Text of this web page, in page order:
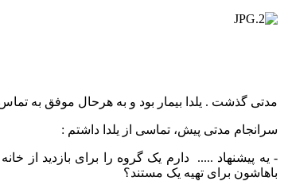
مدتی گذشت . یلدا بیمار بود و به هرحال موفق به
سرانجام مدتی پیش، تماسی از یلدا داشتم :
- یه پیشنهاد ..... دارم یک گروه را برای بازدید از
باهاشون برای تهیه یک مستند؟